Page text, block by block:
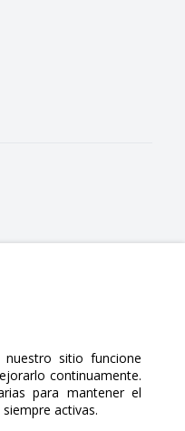
Today is Sábado,
sitio funcione
continuamente.
para mantener el
activas.